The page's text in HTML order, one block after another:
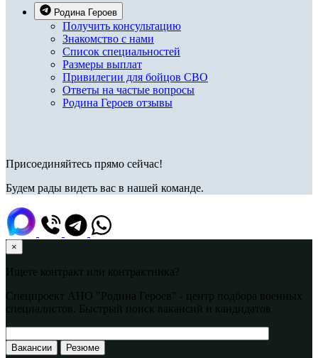
Родина Героев
Получить консультацию
Знакомство с нами
Список специальностей
Размеры выплат
Привилегии для бойцов СВО
Ответы на частые вопросы
Родина Героев отзывы
Присоединяйтесь прямо сейчас!
Будем рады видеть вас в нашей команде.
×
Ищете контракт или контрактника?
Спецпроект АНО "Родина Героев" - центр подбора военных
специалистов. Быстрый поиск вакансий и кандидатов
Вакансии Резюме